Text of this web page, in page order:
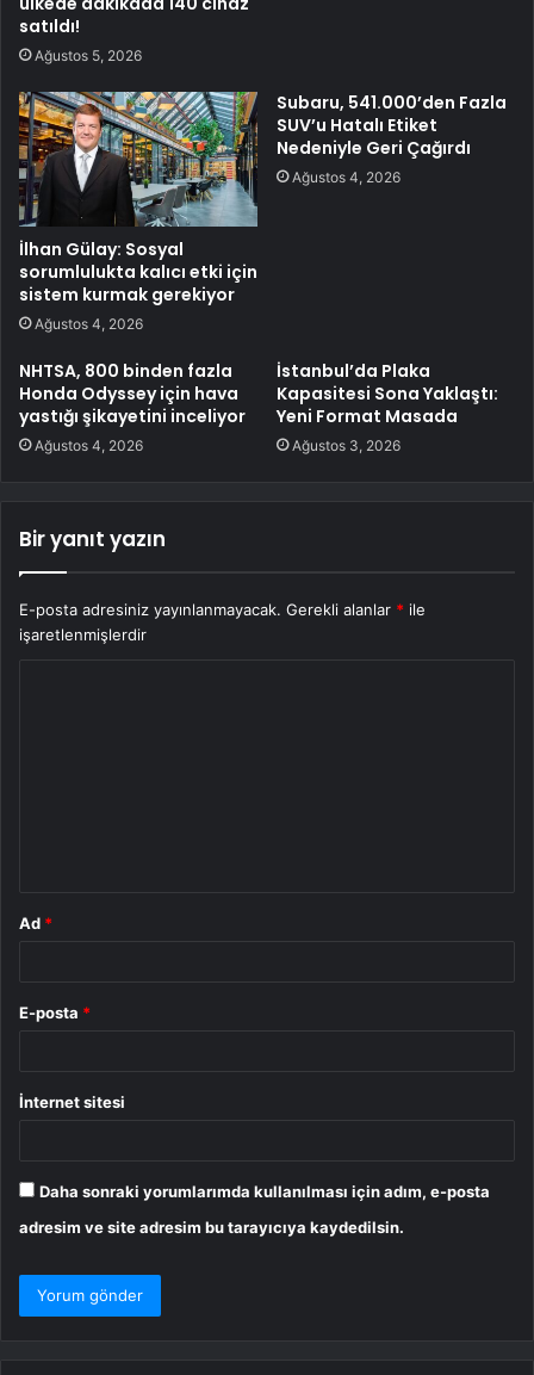
satıldı!
Ağustos 5, 2026
İlhan Gülay: Sosyal
sorumlulukta kalıcı etki için
sistem kurmak gerekiyor
Ağustos 4, 2026
Subaru, 541.000’den Fazla
SUV’u Hatalı Etiket
Nedeniyle Geri Çağırdı
Ağustos 4, 2026
NHTSA, 800 binden fazla
Honda Odyssey için hava
yastığı şikayetini inceliyor
Ağustos 4, 2026
İstanbul’da Plaka
Kapasitesi Sona Yaklaştı:
Yeni Format Masada
Ağustos 3, 2026
Bir yanıt yazın
E-posta adresiniz yayınlanmayacak. Gerekli alanlar * ile
işaretlenmişlerdir
Ad *
E-posta *
İnternet sitesi
Daha sonraki yorumlarımda kullanılması için adım, e-posta
adresim ve site adresim bu tarayıcıya kaydedilsin.